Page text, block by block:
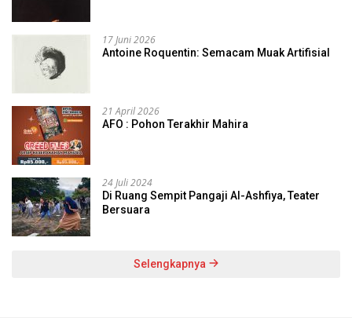
17 Juni 2026
Antoine Roquentin: Semacam Muak Artifisial
21 April 2026
AFO : Pohon Terakhir Mahira
24 Juli 2024
Di Ruang Sempit Pangaji Al-Ashfiya, Teater
Bersuara
Selengkapnya